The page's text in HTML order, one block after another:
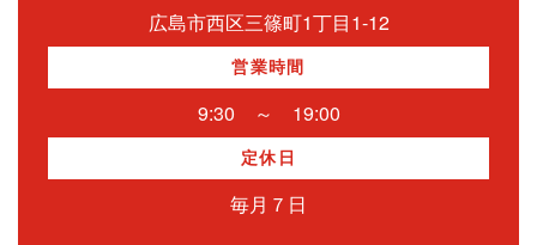
広島市西区三篠町1丁目1-12
営業時間
9:30 ～ 19:00
定休日
毎月７日